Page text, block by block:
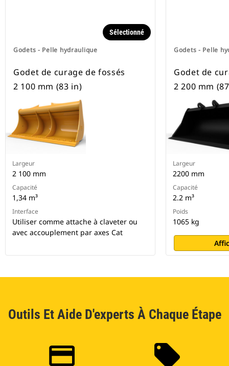
Godets - Pelle hydraulique
Sélectionné
Godet de curage de fossés
2 100 mm (83 in)
Largeur
2 100 mm
Capacité
1,34 m³
Interface
Utiliser comme attache à claveter ou
avec accouplement par axes Cat
Godets - Pelle
Godet de
2 200 mm
Largeur
2200 mm
Capacité
2.2 m³
Poids
1065 kg
Outils Et Aide D'experts À Chaque Étape